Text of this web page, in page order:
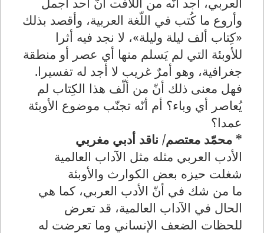
وأروع ما كُتب في اللّغة العربية، وأقصد بذلك
«كِتاب ألف ليلة وليلة»، لا نجد فيه أثرا
للأوبئة التي لم يَسلم منها أي عصر أو منطقة
جغرافية، وهو أمرٌ غريب لا أجد له تفسيرا.
فهل معنى ذلك أنّ من ألّف هذا الكِتاب لم
يُعاصر أي وباء؟ أم أنّه تجنّب موضوع الأوبئة
عمدا؟
* محمّد معتصم/ ناقد أدبي مغربي
الأدب العربي مثله مثل الآداب العالمية
شغلت حيزه بعض الكوارث والأوبئة
ما من شك في أنّ الأدب العربي، كما هي
الحال في الآداب العالمية، قد تعرض
للحظات الضعف الإنساني وما تعرضت له